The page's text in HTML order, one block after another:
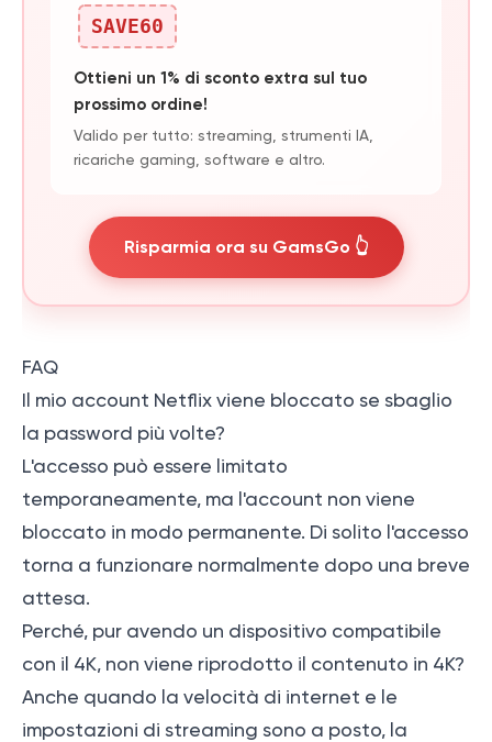
SAVE60
Ottieni un 1% di sconto extra sul tuo
prossimo ordine!
Valido per tutto: streaming, strumenti IA,
ricariche gaming, software e altro.
Risparmia ora su GamsGo 👆
FAQ
Il mio account Netflix viene bloccato se sbaglio
la password più volte?
L'accesso può essere limitato
temporaneamente, ma l'account non viene
bloccato in modo permanente. Di solito l'accesso
torna a funzionare normalmente dopo una breve
attesa.
Perché, pur avendo un dispositivo compatibile
con il 4K, non viene riprodotto il contenuto in 4K?
Anche quando la velocità di internet e le
impostazioni di streaming sono a posto, la